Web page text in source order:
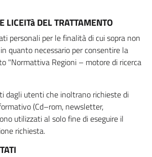
LICEITà DEL TRATTAMENTO
personali per le finalità di cui sopra non
quanto necessario per consentire la
"Normattiva Regioni – motore di ricerca
dagli utenti che inoltrano richieste di
(Cd–rom, newsletter,
utilizzati al solo fine di eseguire il
richiesta.